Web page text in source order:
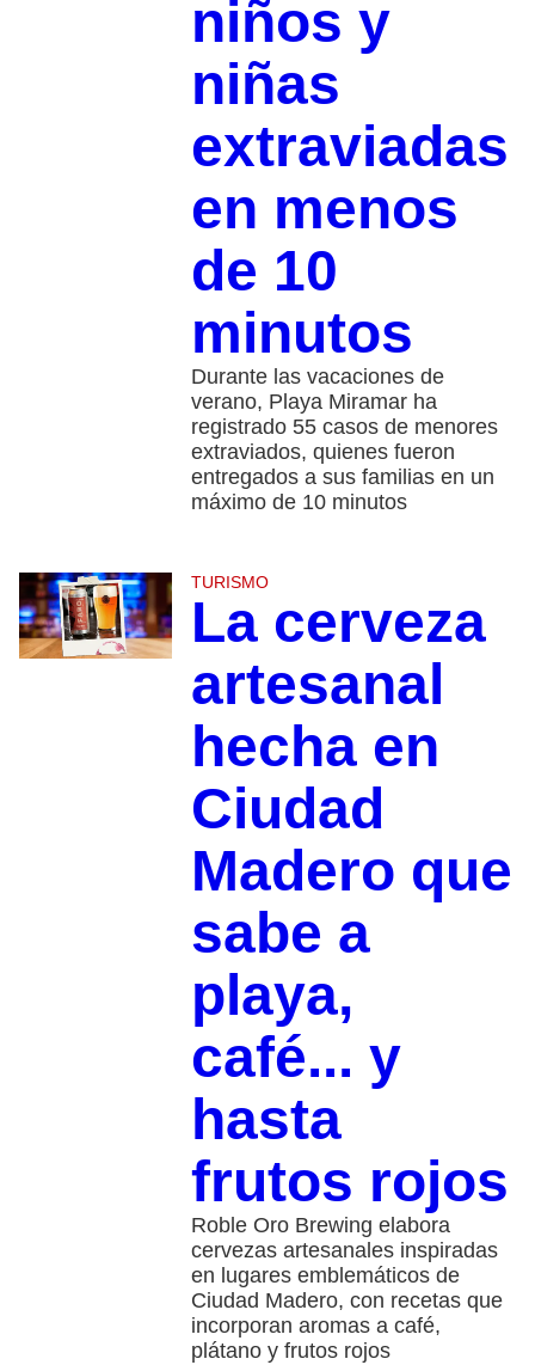
niños y
niñas
extraviadas
en menos
de 10
minutos
Durante las vacaciones de
verano, Playa Miramar ha
registrado 55 casos de menores
extraviados, quienes fueron
entregados a sus familias en un
máximo de 10 minutos
TURISMO
La cerveza
artesanal
hecha en
Ciudad
Madero que
sabe a
playa,
café... y
hasta
frutos rojos
Roble Oro Brewing elabora
cervezas artesanales inspiradas
en lugares emblemáticos de
Ciudad Madero, con recetas que
incorporan aromas a café,
plátano y frutos rojos